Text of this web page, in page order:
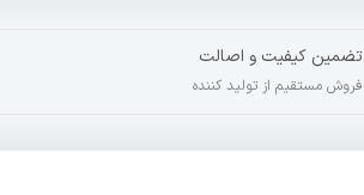
تضمین کیفیت و اصالت
فروش مستقیم از تولید کننده